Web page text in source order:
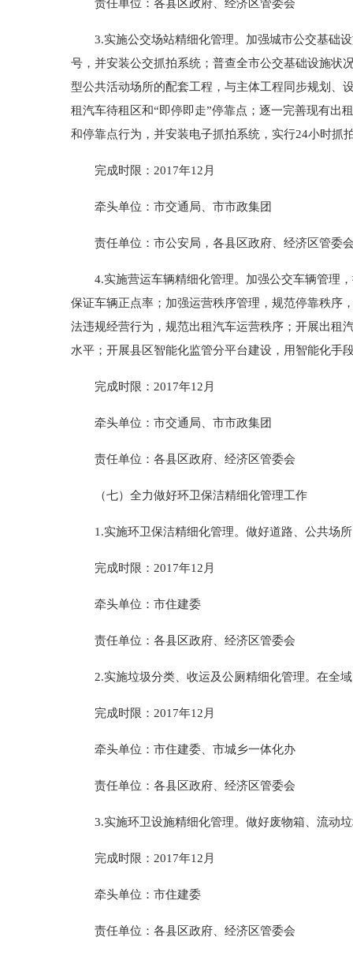
责任单位：各县区政府、经济区管委会
3.实施公交场站精细化管理。加强城市公交基础设
号，并安装公交抓拍系统；普查全市公交基础设施状
型公共活动场所的配套工程，与主体工程同步规划、
租汽车待租区和“即停即走”停靠点；逐一完善现有出
和停靠点行为，并安装电子抓拍系统，实行24小时抓
完成时限：2017年12月
牵头单位：市交通局、市市政集团
责任单位：市公安局，各县区政府、经济区管委
4.实施营运车辆精细化管理。加强公交车辆管理，
保证车辆正点率；加强运营秩序管理，规范停靠秩序
法违规经营行为，规范出租汽车运营秩序；开展出租
水平；开展县区智能化监管分平台建设，用智能化手
完成时限：2017年12月
牵头单位：市交通局、市市政集团
责任单位：各县区政府、经济区管委会
（七）全力做好环卫保洁精细化管理工作
1.实施环卫保洁精细化管理。做好道路、公共场所
完成时限：2017年12月
牵头单位：市住建委
责任单位：各县区政府、经济区管委会
2.实施垃圾分类、收运及公厕精细化管理。在全域
完成时限：2017年12月
牵头单位：市住建委、市城乡一体化办
责任单位：各县区政府、经济区管委会
3.实施环卫设施精细化管理。做好废物箱、流动垃
完成时限：2017年12月
牵头单位：市住建委
责任单位：各县区政府、经济区管委会